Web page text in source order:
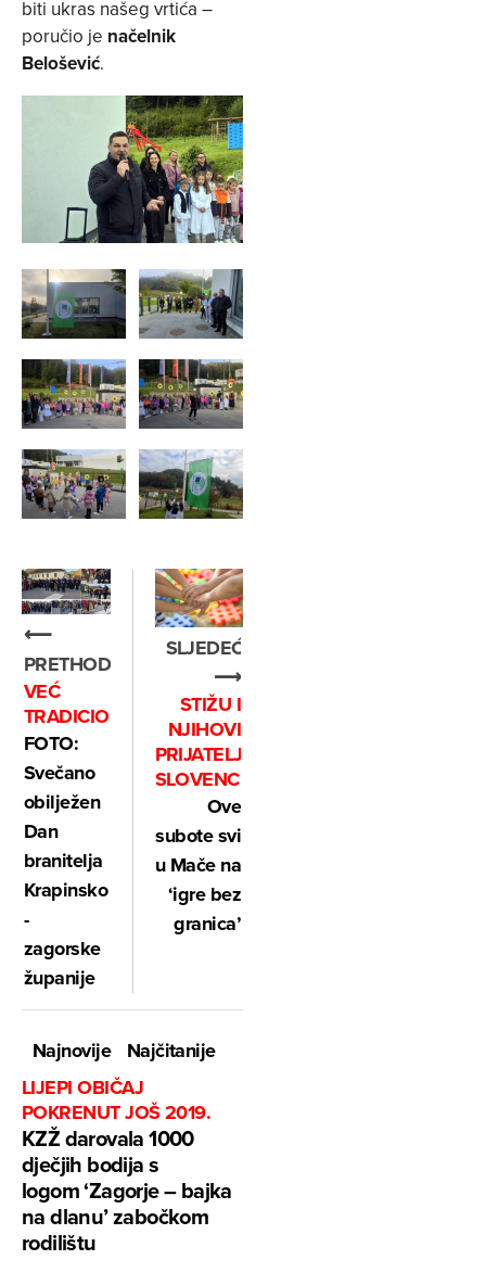
biti ukras našeg vrtića –
poručio je načelnik
Belošević.
⟵
PRETHODNO
VEĆ
TRADICIONALNO
FOTO:
Svečano
obilježen
Dan
branitelja
Krapinsko
-
zagorske
županije
SLJEDEĆE
⟶
STIŽU I
NJIHOVI
PRIJATELJI
SLOVENCI
Ove
subote svi
u Mače na
‘igre bez
granica’
Najnovije
Najčitanije
LIJEPI OBIČAJ
POKRENUT JOŠ 2019.
KZŽ darovala 1000
dječjih bodija s
logom ‘Zagorje – bajka
na dlanu’ zabočkom
rodilištu